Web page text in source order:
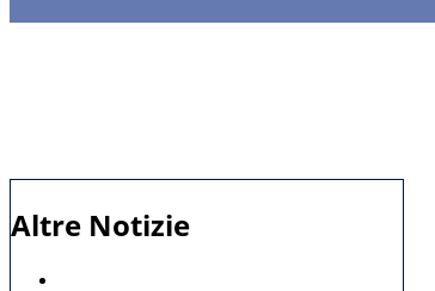
Altre Notizie